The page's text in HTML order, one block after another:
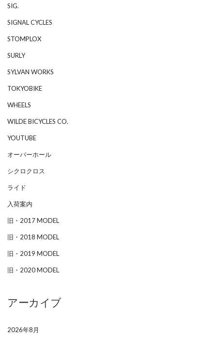
SIG.
SIGNAL CYCLES
STOMPLOX
SURLY
SYLVAN WORKS
TOKYOBIKE
WHEELS
WILDE BICYCLES CO.
YOUTUBE
オーバーホール
シクロクロス
ライド
入荷案内
旧・2017 MODEL
旧・2018 MODEL
旧・2019 MODEL
旧・2020 MODEL
アーカイブ
2026年8月